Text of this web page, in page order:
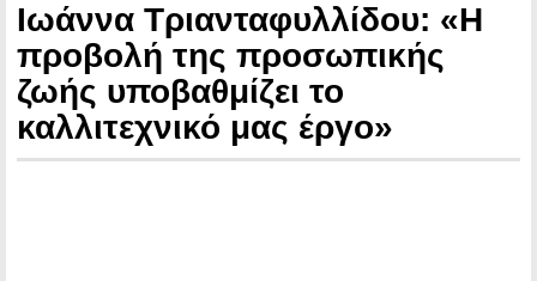
Ιωάννα Τριανταφυλλίδου: «Η
προβολή της προσωπικής
ζωής υποβαθμίζει το
καλλιτεχνικό μας έργο»